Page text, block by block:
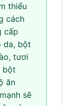
thiểu
cách
cấp
da, bột
tươi
bột
ăn
sẽ